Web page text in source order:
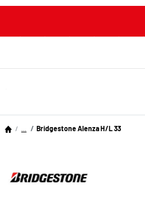
Bridgestone Alenza H/L 33